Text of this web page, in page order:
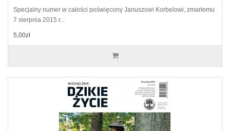
Specjalny numer w całości poświęcony Januszowi Korbelowi, zmarłemu
7 sierpnia 2015 r...
5,00zł